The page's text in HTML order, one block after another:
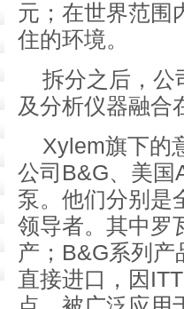
元；在世界范
住的环境。
拆分之后，公
及分析仪器融合
Xylem旗下的
公司B&G、美国
泵。他们分别是
领导者。其中罗
产；B&G系列
直接进口，因